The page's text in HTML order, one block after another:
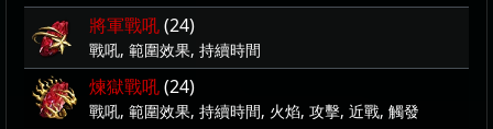
將軍戰吼(24)
戰吼, 範圍效果, 持續時間
煉獄戰吼(24)
戰吼, 範圍效果, 持續時間, 火焰, 攻擊, 近戰, 觸發